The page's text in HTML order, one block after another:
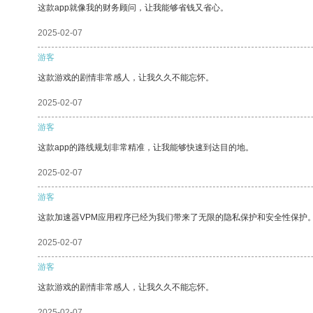
这款app就像我的财务顾问，让我能够省钱又省心。
2025-02-07
游客
这款游戏的剧情非常感人，让我久久不能忘怀。
2025-02-07
游客
这款app的路线规划非常精准，让我能够快速到达目的地。
2025-02-07
游客
这款加速器VPM应用程序已经为我们带来了无限的隐私保护和安全性保护
2025-02-07
游客
这款游戏的剧情非常感人，让我久久不能忘怀。